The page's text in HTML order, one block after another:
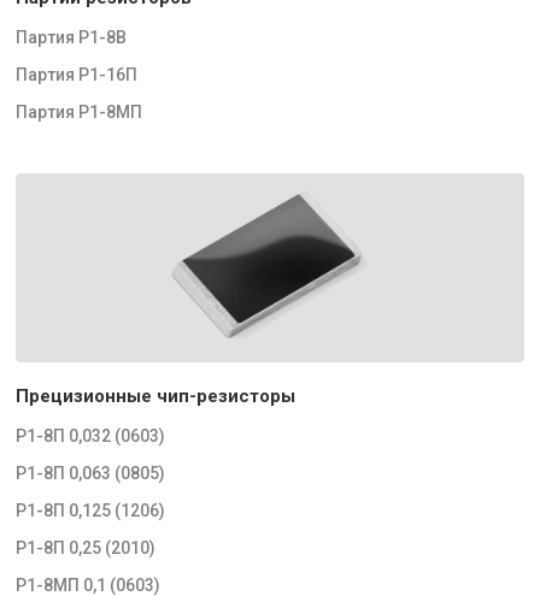
Партия Р1-8В
Партия Р1-16П
Партия Р1-8МП
Прецизионные чип-резисторы
Р1-8П 0,032 (0603)
Р1-8П 0,063 (0805)
Р1-8П 0,125 (1206)
Р1-8П 0,25 (2010)
Р1-8МП 0,1 (0603)